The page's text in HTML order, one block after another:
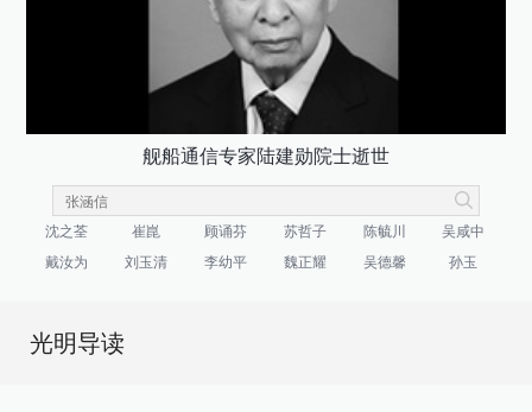
舰船通信专家陆建勋院士逝世
沈之荃 崔崑 顾诵芬 苏哲子 陈毓川
吴咸中
戴汝为
刘玉清 李幼平 魏正耀 吴德馨 孙玉
光明导读